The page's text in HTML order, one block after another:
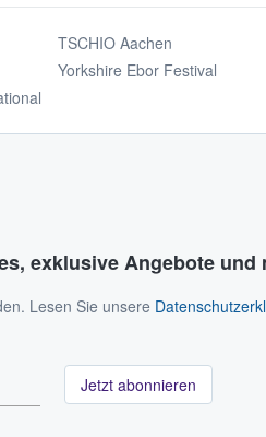
TSCHIO Aachen
Yorkshire Ebor Festival
exklusive Angebote und
Lesen Sie unsere
Jetzt abonnieren